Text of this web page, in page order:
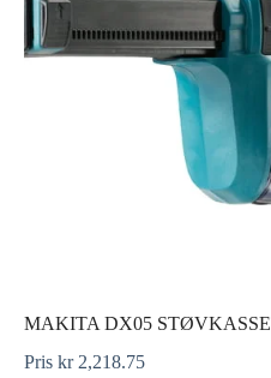
MAKITA DX05
Pris kr2,218.75